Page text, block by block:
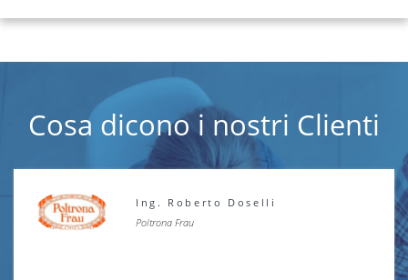
Cosa dicono i nostri Clienti
Ing. Roberto Doselli
Poltrona Frau